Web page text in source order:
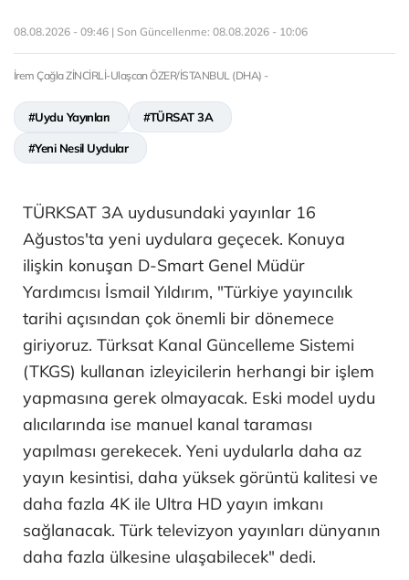
08.08.2026 - 09:46 | Son Güncellenme: 08.08.2026 - 10:06
İrem Çağla ZİNCİRLİ-Ulaşcan ÖZER/İSTANBUL (DHA) -
#Uydu Yayınları #TÜRSAT 3A
#Yeni Nesil Uydular
TÜRKSAT 3A uydusundaki yayınlar 16
Ağustos'ta yeni uydulara geçecek. Konuya
ilişkin konuşan D-Smart Genel Müdür
Yardımcısı İsmail Yıldırım, "Türkiye yayıncılık
tarihi açısından çok önemli bir dönemece
giriyoruz. Türksat Kanal Güncelleme Sistemi
(TKGS) kullanan izleyicilerin herhangi bir işlem
yapmasına gerek olmayacak. Eski model uydu
alıcılarında ise manuel kanal taraması
yapılması gerekecek. Yeni uydularla daha az
yayın kesintisi, daha yüksek görüntü kalitesi ve
daha fazla 4K ile Ultra HD yayın imkanı
sağlanacak. Türk televizyon yayınları dünyanın
daha fazla ülkesine ulaşabilecek" dedi.